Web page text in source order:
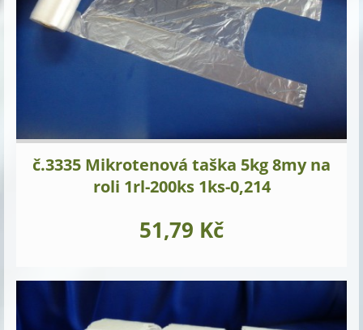
č.3335 Mikrotenová taška 5kg 8my na
roli 1rl-200ks 1ks-0,214
51,79 Kč